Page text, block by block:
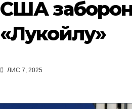
США
«Лукойлу»
ЛИС 7, 2025